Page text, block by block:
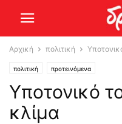
Αρχική πολιτική
πολιτική προτεινόμενα
Υποτονικό
κλίμα